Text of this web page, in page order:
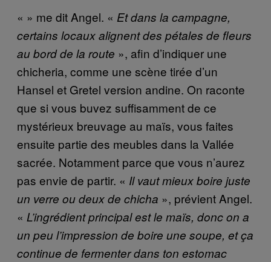
« » me dit Angel. « Et dans la campagne,
certains locaux alignent des pétales de fleurs
au bord de la route », afin d’indiquer une
chicheria, comme une scène tirée d’un
Hansel et Gretel version andine. On raconte
que si vous buvez suffisamment de ce
mystérieux breuvage au maïs, vous faites
ensuite partie des meubles dans la Vallée
sacrée. Notamment parce que vous n’aurez
pas envie de partir. « Il vaut mieux boire juste
un verre ou deux de chicha », prévient Angel.
« L’ingrédient principal est le maïs, donc on a
un peu l’impression de boire une soupe, et ça
continue de fermenter dans ton estomac